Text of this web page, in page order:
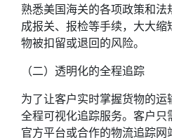
熟悉美国海关的各项政策和
成报关、报检等手续，大大
物被扣留或退回的风险。
（二）透明化的全程追踪
为了让客户实时掌握货物的运
全程可视化追踪服务。客户只
官方平台或合作的物流追踪